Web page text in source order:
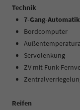
Technik
7-Gang-
Bordcomputer
Servolenkung
ZV mit Funk-
Reifen